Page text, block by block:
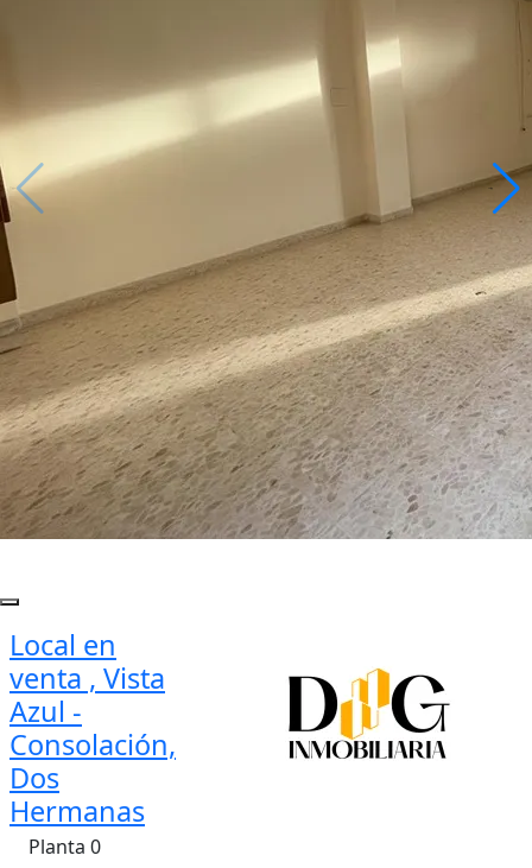
Local en
venta , Vista
Azul -
Consolación,
Dos
Hermanas
Planta 0